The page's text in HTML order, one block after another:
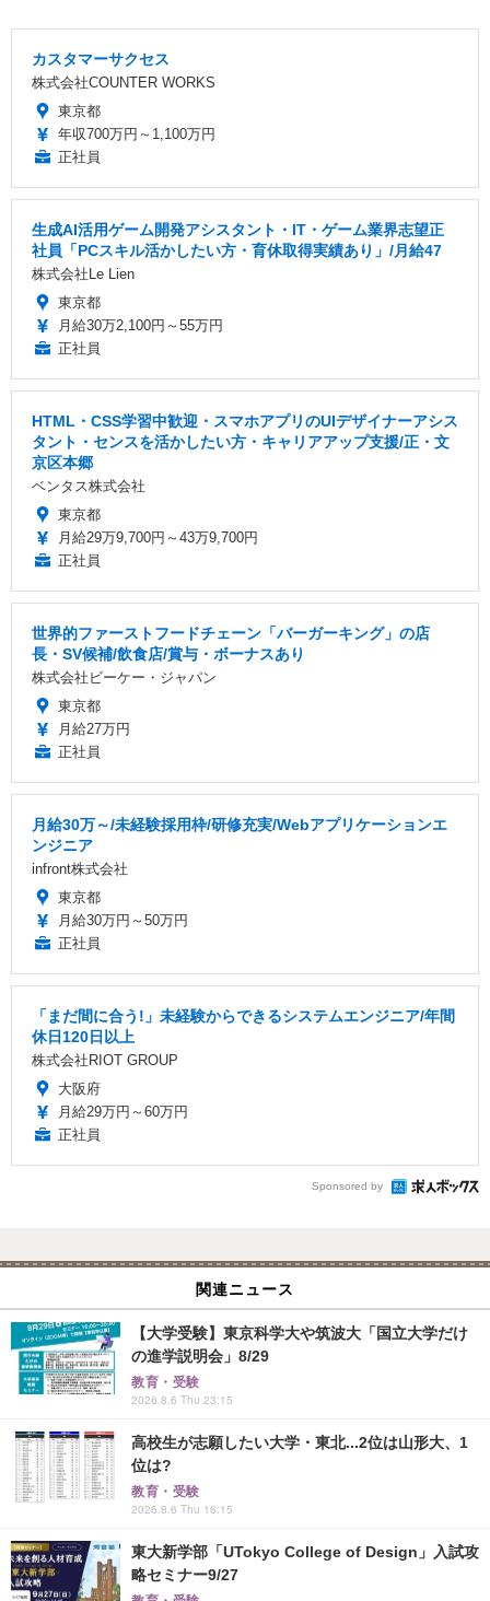
カスタマーサクセス
株式会社COUNTER WORKS
東京都
年収700万円～1,100万円
正社員
生成AI活用ゲーム開発アシスタント・IT・ゲーム業界志望正
社員「PCスキル活かしたい方・育休取得実績あり」/月給47
株式会社Le Lien
東京都
月給30万2,100円～55万円
正社員
HTML・CSS学習中歓迎・スマホアプリのUIデザイナーアシス
タント・センスを活かしたい方・キャリアアップ支援/正・文
京区本郷
ベンタス株式会社
東京都
月給29万9,700円～43万9,700円
正社員
世界的ファーストフードチェーン「バーガーキング」の店
長・SV候補/飲食店/賞与・ボーナスあり
株式会社ビーケー・ジャパン
東京都
月給27万円
正社員
月給30万～/未経験採用枠/研修充実/Webアプリケーションエ
ンジニア
infront株式会社
東京都
月給30万円～50万円
正社員
「まだ間に合う!」未経験からできるシステムエンジニア/年間
休日120日以上
株式会社RIOT GROUP
大阪府
月給29万円～60万円
正社員
Sponsored by
関連ニュース
【大学受験】東京科学大や筑波大「国立大学だけ
の進学説明会」8/29
教育・受験
2026.8.6 Thu 23:15
高校生が志願したい大学・東北...2位は山形大、1
位は?
教育・受験
2026.8.6 Thu 16:15
東大新学部「UTokyo College of Design」入試攻
略セミナー9/27